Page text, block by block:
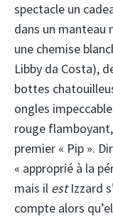
spectacle un
dans un manteau
une chemise
Libby da Costa),
bottes
ongles
rouge
premier « Pip ».
« approprié à la
mais il estIzzard
compte alors